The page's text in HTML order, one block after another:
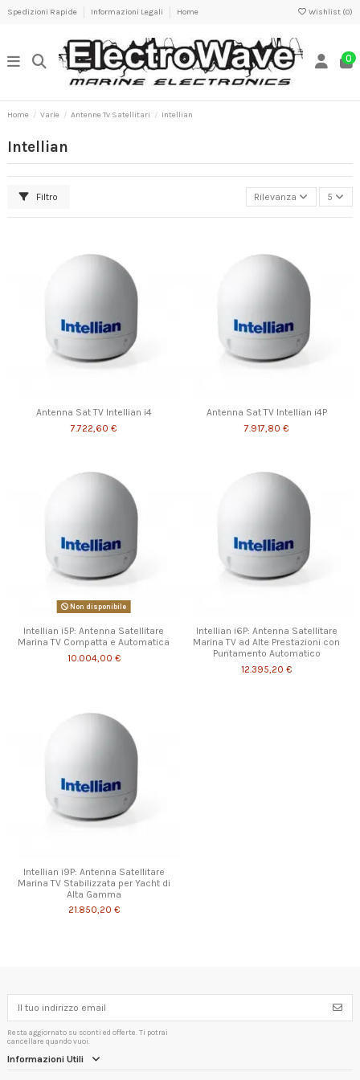
Spedizioni Rapide Informazioni Legali Home Wishlist (0)
0
Home Varie Antenne Tv Satellitari Intellian
Intellian
Filtro Rilevanza 5
Antenna Sat TV Intellian i4
7.722,60 €
Antenna Sat TV Intellian i4P
7.917,80 €
Non disponibile
Intellian i5P: Antenna Satellitare
Marina TV Compatta e Automatica
10.004,00 €
Intellian i6P: Antenna Satellitare
Marina TV ad Alte Prestazioni con
Puntamento Automatico
12.395,20 €
Intellian i9P: Antenna Satellitare
Marina TV Stabilizzata per Yacht di
Alta Gamma
21.850,20 €
Resta aggiornato su sconti ed offerte. Ti potrai
cancellare quando vuoi.
Informazioni Utili